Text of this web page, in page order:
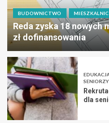
BUDOWNICTWO
Reda zyska 18 nowych
zł dofinansowania
SENIORZY
dla